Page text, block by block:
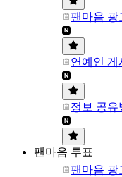
팬마음 광
연예인 게
정보 공유
팬마음 투표
팬마음 광